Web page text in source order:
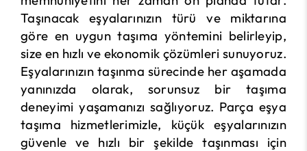
Taşınacak eşyalarınızın türü ve miktarına
göre en uygun taşıma yöntemini belirleyip,
size en hızlı ve ekonomik çözümleri sunuyoruz.
Eşyalarınızın taşınma sürecinde her aşamada
yanınızda olarak, sorunsuz bir taşıma
deneyimi yaşamanızı sağlıyoruz. Parça eşya
taşıma hizmetlerimizle, küçük eşyalarınızın
güvenle ve hızlı bir şekilde taşınması için